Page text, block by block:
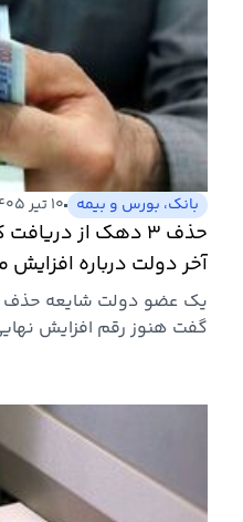
بانک، بورس و بیمه ۱۰ تیر ۱۴۰۵
حذف ۳ دهک از
آخر دولت درباره افزایش
یک عضو دولت شایعه حذف
گفت هنوز رقم افزایش